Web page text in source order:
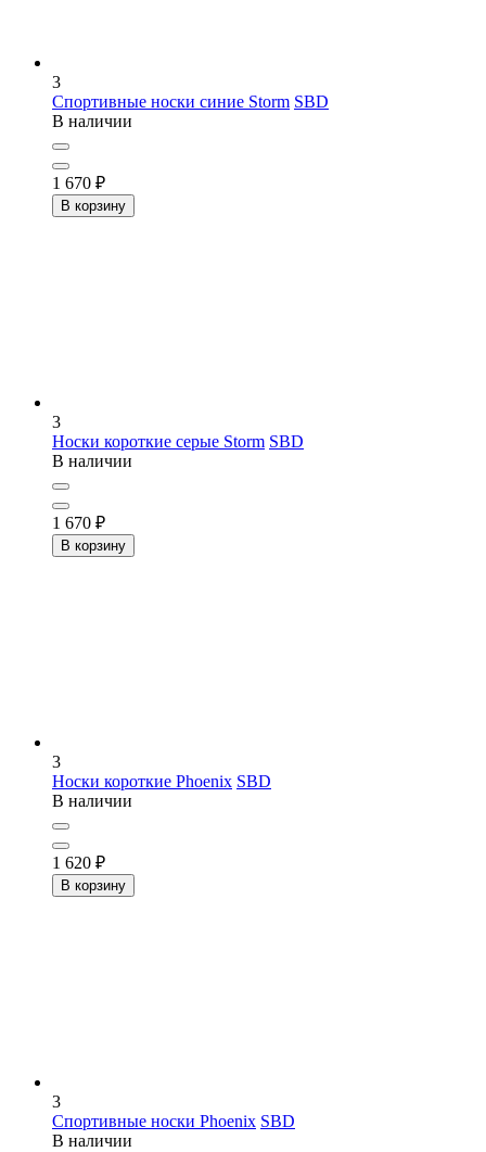
3
Спортивные носки синие Storm SBD
В наличии
1 670 ₽
В корзину
3
Носки короткие серые Storm SBD
В наличии
1 670 ₽
В корзину
3
Носки короткие Phoenix SBD
В наличии
1 620 ₽
В корзину
3
Спортивные носки Phoenix SBD
В наличии